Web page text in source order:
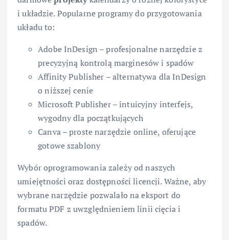
i układzie. Popularne programy do przygotowania
układu to:
Adobe InDesign – profesjonalne narzędzie z
precyzyjną kontrolą marginesów i spadów
Affinity Publisher – alternatywa dla InDesign
o niższej cenie
Microsoft Publisher – intuicyjny interfejs,
wygodny dla początkujących
Canva – proste narzędzie online, oferujące
gotowe szablony
Wybór oprogramowania zależy od naszych
umiejętności oraz dostępności licencji. Ważne, aby
wybrane narzędzie pozwalało na eksport do
formatu PDF z uwzględnieniem linii cięcia i
spadów.